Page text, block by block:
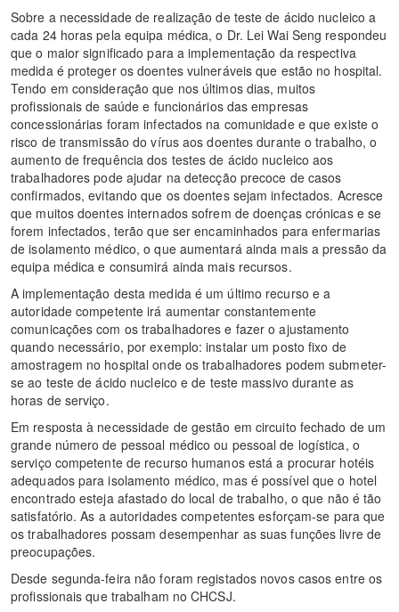
Sobre a necessidade de realização de teste de ácido nucleico a
cada 24 horas pela equipa médica, o Dr. Lei Wai Seng respondeu
que o maior significado para a implementação da respectiva
medida é proteger os doentes vulneráveis que estão no hospital.
Tendo em consideração que nos últimos dias, muitos
profissionais de saúde e funcionários das empresas
concessionárias foram infectados na comunidade e que existe o
risco de transmissão do vírus aos doentes durante o trabalho, o
aumento de frequência dos testes de ácido nucleico aos
trabalhadores pode ajudar na detecção precoce de casos
confirmados, evitando que os doentes sejam infectados. Acresce
que muitos doentes internados sofrem de doenças crónicas e se
forem infectados, terão que ser encaminhados para enfermarias
de isolamento médico, o que aumentará ainda mais a pressão da
equipa médica e consumirá ainda mais recursos.
A implementação desta medida é um último recurso e a
autoridade competente irá aumentar constantemente
comunicações com os trabalhadores e fazer o ajustamento
quando necessário, por exemplo: instalar um posto fixo de
amostragem no hospital onde os trabalhadores podem submeter-
se ao teste de ácido nucleico e de teste massivo durante as
horas de serviço.
Em resposta à necessidade de gestão em circuito fechado de um
grande número de pessoal médico ou pessoal de logística, o
serviço competente de recurso humanos está a procurar hotéis
adequados para isolamento médico, mas é possível que o hotel
encontrado esteja afastado do local de trabalho, o que não é tão
satisfatório. As a autoridades competentes esforçam-se para que
os trabalhadores possam desempenhar as suas funções livre de
preocupações.
Desde segunda-feira não foram registados novos casos entre os
profissionais que trabalham no CHCSJ.